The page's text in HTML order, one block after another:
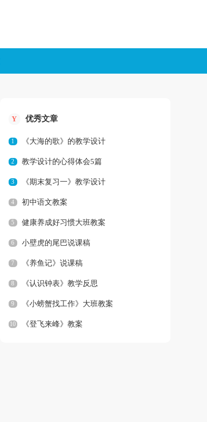
Y 优秀文章
1 《大海的歌》的教学设计
2 教学设计的心得体会5篇
3 《期末复习一》教学设计
4 初中语文教案
5 健康养成好习惯大班教案
6 小壁虎的尾巴说课稿
7 《养鱼记》说课稿
8 《认识钟表》教学反思
9 《小螃蟹找工作》大班教案
10 《登飞来峰》教案